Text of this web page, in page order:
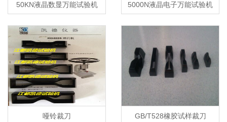
50KN液晶数显万能试验机 5000N液晶电子万能试验机
哑铃裁刀 GB/T528橡胶试样裁刀